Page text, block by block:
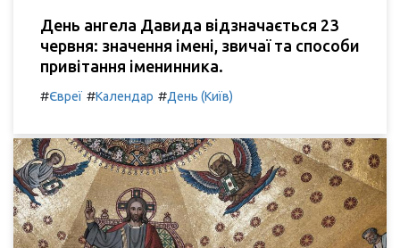
День ангела Давида відзначається 23
червня: значення імені, звичаї та способи
привітання іменинника.
#Євреї #Календар #День (Київ)